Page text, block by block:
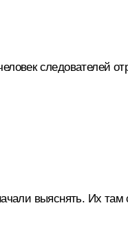
следователей
выяснять. Их там